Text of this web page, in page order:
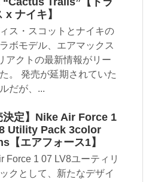
x ナイキ】
ィス・スコットとナイキの
ボモデル、エアマックス
アクトの最新情報がリー
。 発売が延期されていた
だが、...
決定】Nike Air Force 1
Utility Pack 3color
【エアフォース1】
Force 1 07 LV8ユーティリ
クとして、新たなデザイ